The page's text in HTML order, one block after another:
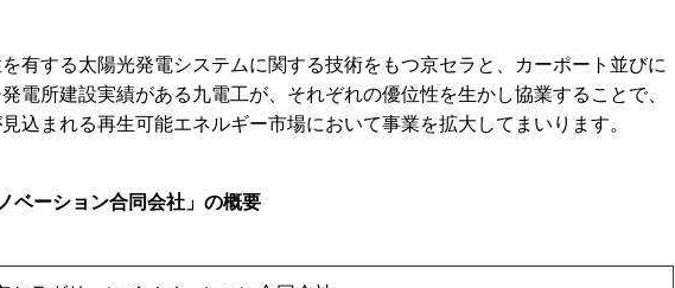
有する太陽光発電システムに関する技術をもつ京セラと、カーポート並びに
電所建設実績がある九電工が、それぞれの優位性を生かし協業することで、
込まれる再生可能エネルギー市場において事業を拡大してまいります。
ベーション合同会社」の概要